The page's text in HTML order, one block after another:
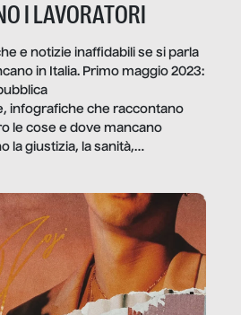
I LAVORATORI
e notizie inaffidabili se si parla
in Italia. Primo maggio 2023:
infografiche che raccontano
le cose e dove mancano
la giustizia, la sanità,